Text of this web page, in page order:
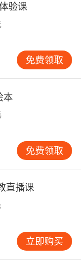
是一项重要的
于查字典，而
义词替换等方
速度，还能增强
在教学中经常强
助学生快速抓住
例，文章讲述
题是细节理解
些环保措施。解
出符合原文的
概括文章的主
文内容，提炼
分析文章的开
答案。
中，出现了词
验课
免费领取
本
免费领取
直播课
立即购买